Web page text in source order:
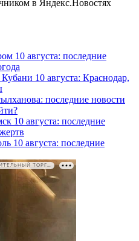
в Яндекс.Новостях
10 августа: последние
10 августа: Краснодар,
последние новости
10 августа: последние
10 августа: последние
РЕКЛАМА • ООО СТРОИТЕЛЬНЫЙ ТОРГОВЫЙ ДОМ «ПЕТРОВИЧ». ИНН: 7802348846